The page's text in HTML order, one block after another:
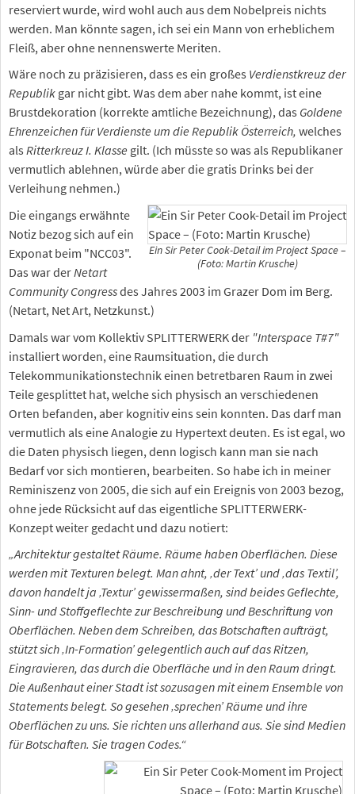
reserviert wurde, wird wohl auch aus dem Nobelpreis nichts
werden. Man könnte sagen, ich sei ein Mann von erheblichem
Fleiß, aber ohne nennenswerte Meriten.
Wäre noch zu präzisieren, dass es ein großes Verdienstkreuz der
Republik gar nicht gibt. Was dem aber nahe kommt, ist eine
Brustdekoration (korrekte amtliche Bezeichnung), das Goldene
Ehrenzeichen für Verdienste um die Republik Österreich, welches
als Ritterkreuz I. Klasse gilt. (Ich müsste so was als Republikaner
vermutlich ablehnen, würde aber die gratis Drinks bei der
Verleihung nehmen.)
Ein Sir Peter Cook-Detail im Project Space –
(Foto: Martin Krusche)
Die eingangs erwähnte
Notiz bezog sich auf ein
Exponat beim "NCC03".
Das war derNetart
Community Congressdes Jahres 2003 im Grazer Dom im Berg.
(Netart, Net Art, Netzkunst.)
Damals war vom Kollektiv SPLITTERWERK der "Interspace T#7"
installiert worden, eine Raumsituation, die durch
Telekommunikationstechnik einen betretbaren Raum in zwei
Teile gesplittet hat, welche sich physisch an verschiedenen
Orten befanden, aber kognitiv eins sein konnten. Das darf man
vermutlich als eine Analogie zu Hypertext deuten. Es ist egal, wo
die Daten physisch liegen, denn logisch kann man sie nach
Bedarf vor sich montieren, bearbeiten. So habe ich in meiner
Reminiszenz von 2005, die sich auf ein Ereignis von 2003 bezog,
ohne jede Rücksicht auf das eigentliche SPLITTERWERK-
Konzept weiter gedacht und dazu notiert:
„Architektur gestaltet Räume. Räume haben Oberflächen. Diese
werden mit Texturen belegt. Man ahnt, ‚der Text’ und ‚das Textil’,
davon handelt ja ‚Textur’ gewissermaßen, sind beides Geflechte,
Sinn- und Stoffgeflechte zur Beschreibung und Beschriftung von
Oberflächen. Neben dem Schreiben, das Botschaften aufträgt,
stützt sich ‚In-Formation’ gelegentlich auch auf das Ritzen,
Eingravieren, das durch die Oberfläche und in den Raum dringt.
Die Außenhaut einer Stadt ist sozusagen mit einem Ensemble von
Statements belegt. So gesehen ‚sprechen’ Räume und ihre
Oberflächen zu uns. Sie richten uns allerhand aus. Sie sind Medien
für Botschaften. Sie tragen Codes.“